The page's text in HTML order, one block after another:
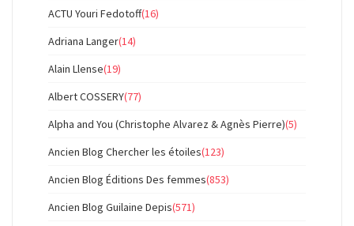
ACTU Youri Fedotoff(16)
Adriana Langer(14)
Alain Llense(19)
Albert COSSERY(77)
Alpha and You (Christophe Alvarez & Agnès Pierre)(5)
Ancien Blog Chercher les étoiles(123)
Ancien Blog Éditions Des femmes(853)
Ancien Blog Guilaine Depis(571)